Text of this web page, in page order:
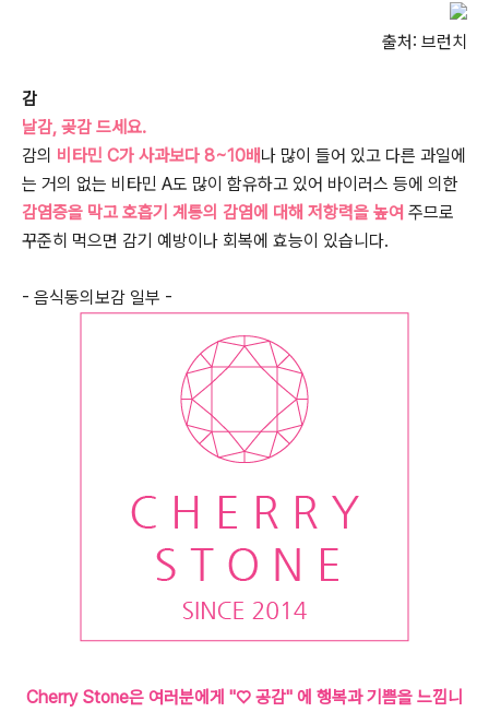
출처: 브런치
감
날감, 곶감 드세요.
감의 비타민 C가 사과보다 8~10배 나 많이 들어 있고 다른 과일에
는 거의 없는 비타민 A도 많이 함유하고 있어 바이러스 등에 의한
감염증을 막고 호흡기 계통의 감염에 대해 저항력을 높여 주므로
꾸준히 먹으면 감기 예방이나 회복에 효능이 있습니다.
- 음식동의보감 일부 -
Cherry Stone은 여러분에게 "♡ 공감" 에 행복과 기쁨을 느낌니